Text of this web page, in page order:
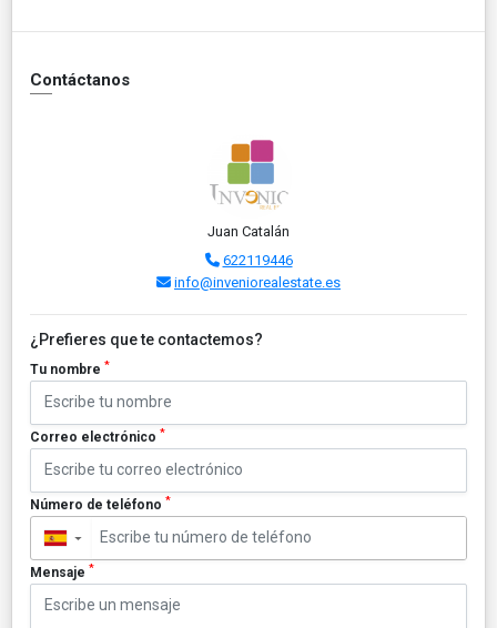
Contáctanos
Juan Catalán
622119446
info@inveniorealestate.es
¿Prefieres que te contactemos?
Tu nombre *
Correo electrónico *
Número de teléfono *
▼
Mensaje *